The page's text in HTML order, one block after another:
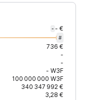
- - €
#
736 €
-
-
- W3F
100 000 000 W3F
340 347 992 €
3,28 €